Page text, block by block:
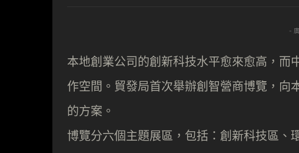
-
本地創業公司的創新科技水平愈來愈高，而
作空間。貿發局首次舉辦創智營商博覽，向
的方案。
博覽分六個主題展區，包括：創新科技區、